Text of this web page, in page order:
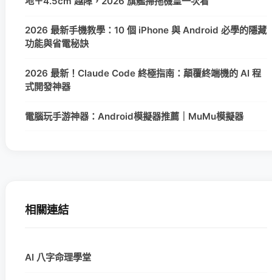
2026 最新手機教學：10 個 iPhone 與 Android 必學的隱藏
功能與省電秘訣
2026 最新！Claude Code 終極指南：顛覆終端機的 AI 程
式開發神器
電腦玩手游神器：Android模擬器推薦｜MuMu模擬器
相關連結
AI 八字命理學堂